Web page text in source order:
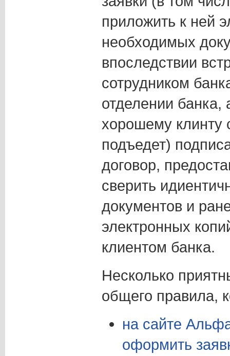
приложить к ней
необходимых
впоследствии
сотрудником
отделении банка,
хорошему клинту
подъедет)
договор,
сверить
документов и
электронных
клиентом банка.
Несколько
общего правила,
на сайте
оформить